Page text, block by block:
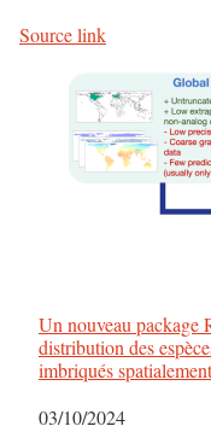
Source link
Un nouveau package
distribution des
imbriqués
Date
03/10/2024